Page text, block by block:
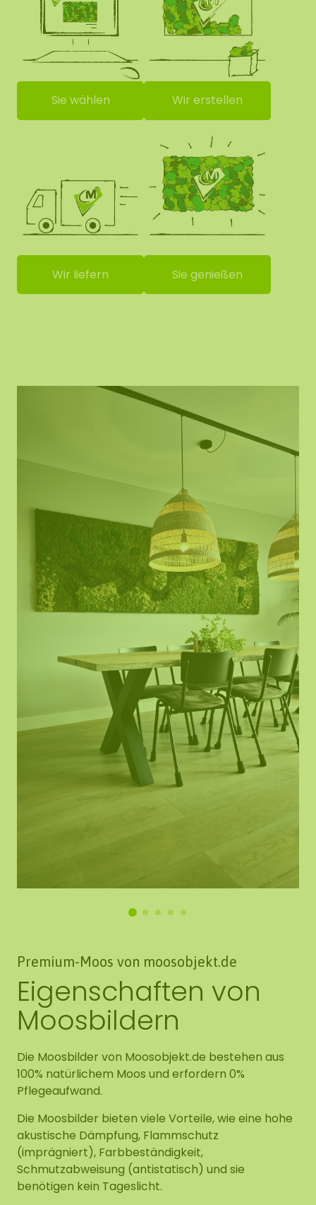
Sie wählen Wir erstellen
Wir liefern Sie genießen
Premium-Moos von moosobjekt.de
Eigenschaften von
Moosbildern
Die Moosbilder von Moosobjekt.de bestehen aus
100% natürlichem Moos und erfordern 0%
Pflegeaufwand.
Die Moosbilder bieten viele Vorteile, wie eine hohe
akustische Dämpfung, Flammschutz
(imprägniert), Farbbeständigkeit,
Schmutzabweisung (antistatisch) und sie
benötigen kein Tageslicht.